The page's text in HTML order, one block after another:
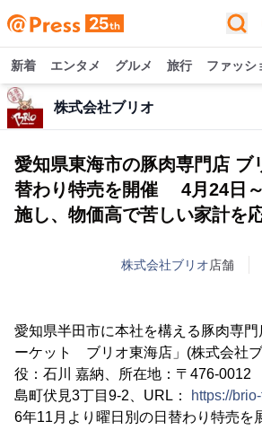
新着 エンタメ グルメ 旅行 ファッシ
株式会社ブリオ
愛知県東海市の豚肉専門店 ブ
替わり特売を開催 4月24日
施し、物価高で苦しい家計を
株式会社ブリオ店舗
愛知県半田市に本社を構える豚肉専
ーケット ブリオ東海店」(株式会社
役：石川 嘉納、所在地：〒476-
島町伏見3丁目9-2、URL：
https://
6年11月より曜日別の日替わり特売を